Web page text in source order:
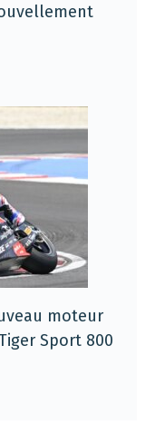
moteur
Sport 800